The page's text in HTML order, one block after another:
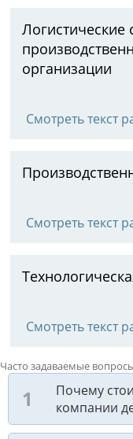
Логистические
организации
Смотреть текст
Смотреть текст
Смотреть текст
Часто задаваемые
Почему
компании